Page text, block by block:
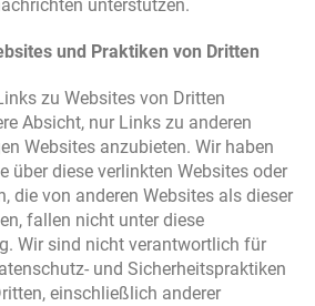
unterstützen.
und Praktiken von Dritten
zu Websites von Dritten
Absicht, nur Links zu anderen
Websites anzubieten. Wir haben
über diese verlinkten Websites oder
die von anderen Websites als dieser
fallen nicht unter diese
Wir sind nicht verantwortlich für
und Sicherheitspraktiken
einschließlich anderer